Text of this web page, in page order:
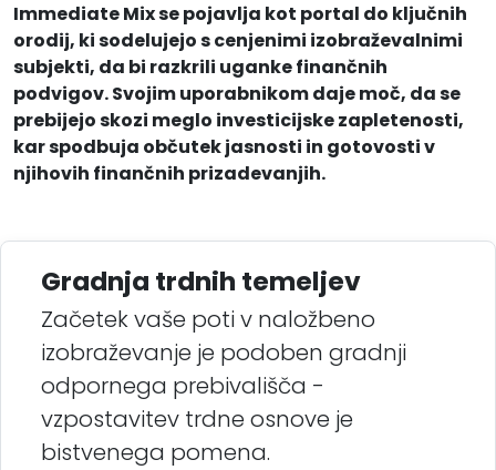
Immediate Mix se pojavlja kot portal do ključnih
orodij, ki sodelujejo s cenjenimi izobraževalnimi
subjekti, da bi razkrili uganke finančnih
podvigov. Svojim uporabnikom daje moč, da se
prebijejo skozi meglo investicijske zapletenosti,
kar spodbuja občutek jasnosti in gotovosti v
njihovih finančnih prizadevanjih.
Gradnja trdnih temeljev
Začetek vaše poti v naložbeno
izobraževanje je podoben gradnji
odpornega prebivališča -
vzpostavitev trdne osnove je
bistvenega pomena.